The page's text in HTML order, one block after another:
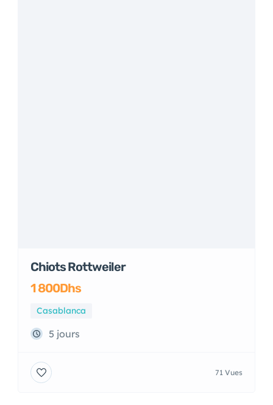
Chiots Rottweiler
1 800Dhs
Casablanca
5 jours
71 Vues